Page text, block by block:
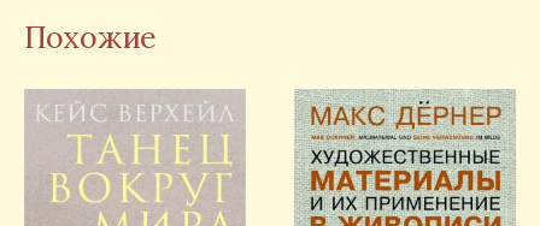
Похожие